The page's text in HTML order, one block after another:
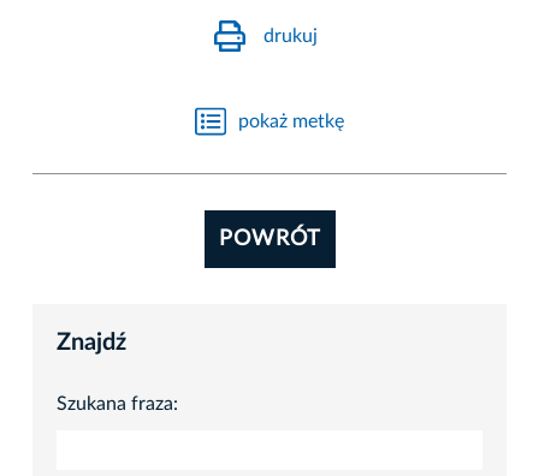
drukuj
pokaż metkę
POWRÓT
Znajdź
Szukana fraza: